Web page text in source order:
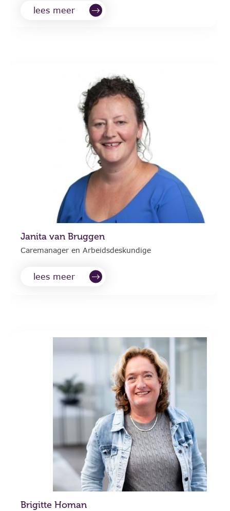
lees meer
Janita van Bruggen
Caremanager en Arbeidsdeskundige
lees meer
Brigitte Homan